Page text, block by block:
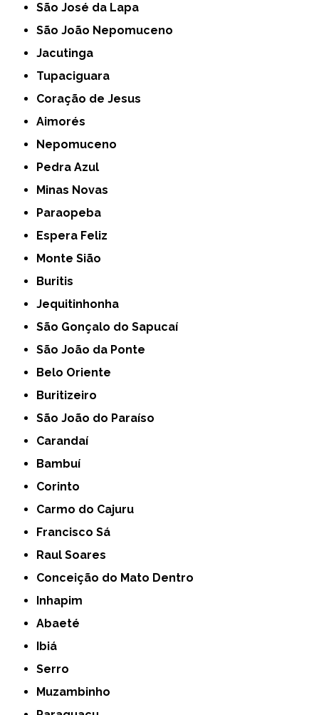
São José da Lapa
São João Nepomuceno
Jacutinga
Tupaciguara
Coração de Jesus
Aimorés
Nepomuceno
Pedra Azul
Minas Novas
Paraopeba
Espera Feliz
Monte Sião
Buritis
Jequitinhonha
São Gonçalo do Sapucaí
São João da Ponte
Belo Oriente
Buritizeiro
São João do Paraíso
Carandaí
Bambuí
Corinto
Carmo do Cajuru
Francisco Sá
Raul Soares
Conceição do Mato Dentro
Inhapim
Abaeté
Ibiá
Serro
Muzambinho